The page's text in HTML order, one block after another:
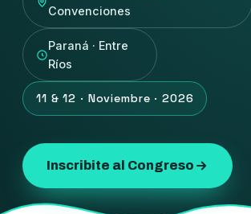
Convenciones
Paraná · Entre
Ríos
11 & 12 · Noviembre · 2026
Inscribite al Congreso